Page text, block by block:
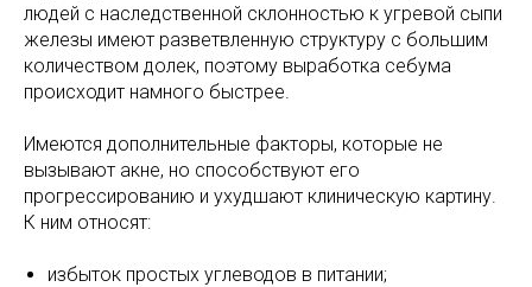
людей с наследственной склонностью к угревой сыпи
железы имеют разветвленную структуру с большим
количеством долек, поэтому выработка себума
происходит намного быстрее.
Имеются дополнительные факторы, которые не
вызывают акне, но способствуют его
прогрессированию и ухудшают клиническую картину.
К ним относят:
избыток простых углеводов в питании;